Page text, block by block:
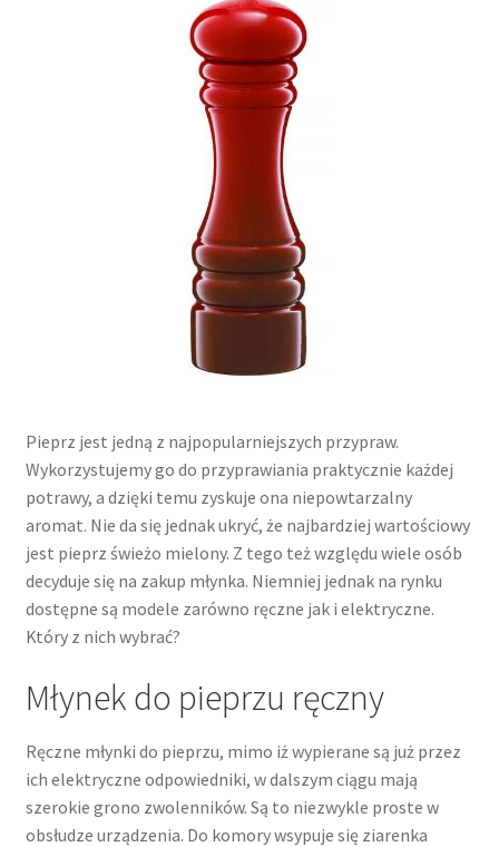
Pieprz jest jedną z najpopularniejszych przypraw.
Wykorzystujemy go do przyprawiania praktycznie każdej
potrawy, a dzięki temu zyskuje ona niepowtarzalny
aromat. Nie da się jednak ukryć, że najbardziej wartościowy
jest pieprz świeżo mielony. Z tego też względu wiele osób
decyduje się na zakup młynka. Niemniej jednak na rynku
dostępne są modele zarówno ręczne jak i elektryczne.
Który z nich wybrać?
Młynek do pieprzu ręczny
Ręczne młynki do pieprzu, mimo iż wypierane są już przez
ich elektryczne odpowiedniki, w dalszym ciągu mają
szerokie grono zwolenników. Są to niezwykle proste w
obsłudze urządzenia. Do komory wsypuje się ziarenka